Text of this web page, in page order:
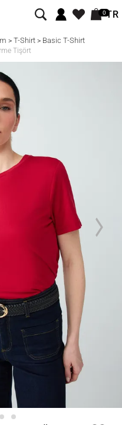
0TR
> T-Shirt> Basic T-Shirt
Tişört